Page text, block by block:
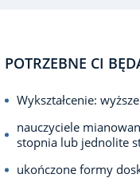
POTRZEBNE CI
Wykształcenie:
nauczyciele
stopnia lub jednolite
ukończone formy